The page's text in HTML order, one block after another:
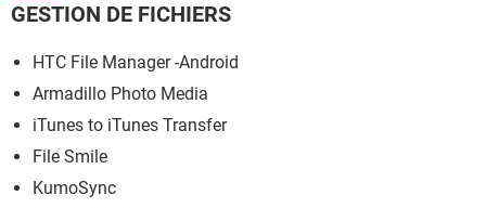
GESTION DE FICHIERS
HTC File Manager -Android
Armadillo Photo Media
iTunes to iTunes Transfer
File Smile
KumoSync